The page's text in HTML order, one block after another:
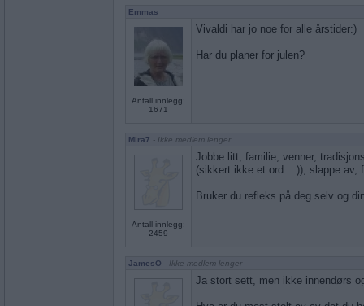
Emmas
Antall innlegg:
1671
Vivaldi har jo noe for alle årstider:)
Har du planer for julen?
Mira7 - Ikke medlem lenger
Antall innlegg:
2459
Jobbe litt, familie, venner,
(sikkert ikke et ord...:)), slappe av,
Bruker du refleks på deg selv og
JamesO - Ikke medlem lenger
Ja stort sett, men ikke innendørs